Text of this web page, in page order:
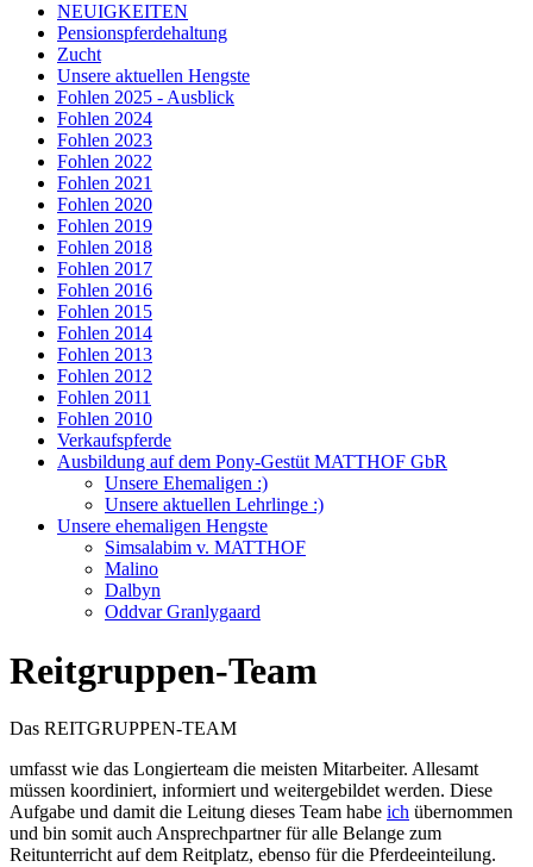
NEUIGKEITEN
Pensionspferdehaltung
Zucht
Unsere aktuellen Hengste
Fohlen 2025 - Ausblick
Fohlen 2024
Fohlen 2023
Fohlen 2022
Fohlen 2021
Fohlen 2020
Fohlen 2019
Fohlen 2018
Fohlen 2017
Fohlen 2016
Fohlen 2015
Fohlen 2014
Fohlen 2013
Fohlen 2012
Fohlen 2011
Fohlen 2010
Verkaufspferde
Ausbildung auf dem Pony-Gestüt MATTHOF GbR
Unsere Ehemaligen :)
Unsere aktuellen Lehrlinge :)
Unsere ehemaligen Hengste
Simsalabim v. MATTHOF
Malino
Dalbyn
Oddvar Granlygaard
Reitgruppen-Team
Das REITGRUPPEN-TEAM
umfasst wie das Longierteam die meisten Mitarbeiter. Allesamt
müssen koordiniert, informiert und weitergebildet werden. Diese
Aufgabe und damit die Leitung dieses Team habe ich übernommen
und bin somit auch Ansprechpartner für alle Belange zum
Reitunterricht auf dem Reitplatz, ebenso für die Pferdeeinteilung.